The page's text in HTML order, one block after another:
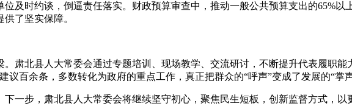
及时约谈，倒逼责任落实。财政预算审查中，推动一般公共预算支出的65%
了坚实保障。
北县人大常委会通过专题培训、现场教学、交流研讨，不断提升代表履职能
议百余条，多数转化为政府的重点工作，真正把群众的“呼声”变成了发展的“掌声
步，肃北县人大常委会将继续坚守初心，聚焦民生短板，创新监督方式，以